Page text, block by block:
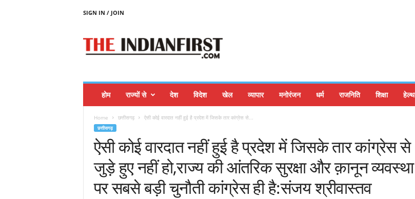
SIGN IN / JOIN
होम राज्यों से देश विदेश खेल व्यापार मनोरंजन धर्म राजनिति शिक्षा हेल्थ
Home छत्तीसगढ़ ऐसी कोई वारदात नहीं हुई है प्रदेश में जिसके तार कांग्रेस से...
छत्तीसगढ़
ऐसी कोई वारदात नहीं हुई है प्रदेश में जिसके तार कांग्रेस से
जुड़े हुए नहीं हो,राज्य की आंतरिक सुरक्षा और क़ानून व्यवस्था
पर सबसे बड़ी चुनौती कांग्रेस ही है:संजय श्रीवास्तव